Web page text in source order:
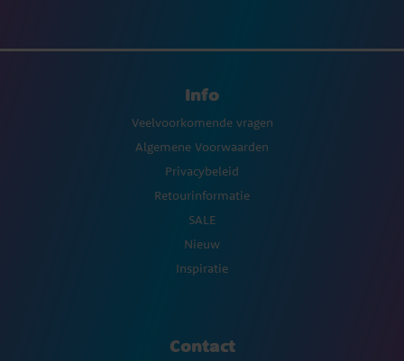
Info
Veelvoorkomende vragen
Algemene Voorwaarden
Privacybeleid
Retourinformatie
SALE
Nieuw
Inspiratie
Contact